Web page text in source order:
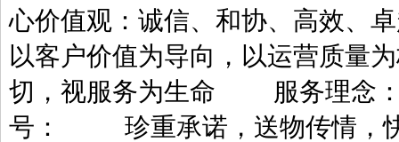
心价值观：诚信、和协、高效
以客户价值为导向，以运营质
切，视服务为生命 服务理念：
号： 珍重承诺，送物传情，快